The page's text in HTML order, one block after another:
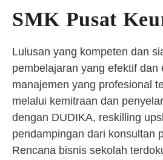
SMK Pusat
Lulusan yang kompeten dan
pembelajaran yang efektif dan
manajemen yang profesional
melalui kemitraan dan
dengan DUDIKA, reskilling
pendampingan dari konsultan
Rencana bisnis sekolah